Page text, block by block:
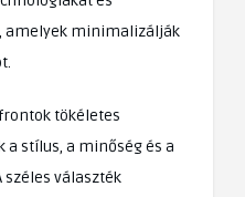
amelyek minimalizálják
tökéletes
stílus, a minőség és a
széles választék